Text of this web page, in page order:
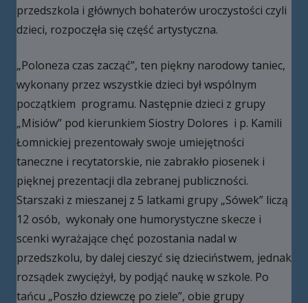
przedszkola i głównych bohaterów uroczystości czyli
dzieci, rozpoczęła się część artystyczna.
„Poloneza czas zacząć”, ten piękny narodowy taniec,
wykonany przez wszystkie dzieci był wspólnym
początkiem programu. Następnie dzieci z grupy
„Misiów” pod kierunkiem Siostry Dolores i p. Kamili
Łomnickiej prezentowały swoje umiejętności
taneczne i recytatorskie, nie zabrakło piosenek i
pięknej prezentacji dla zebranej publiczności.
Starszaki z mieszanej z 5 latkami grupy „Sówek” liczą
12 osób, wykonały one humorystyczne skecze i
scenki wyrażające chęć pozostania nadal w
przedszkolu, by dalej cieszyć się dzieciństwem, jednak
rozsądek zwyciężył, by podjąć naukę w szkole. Po
tańcu „Poszło dziewczę po ziele”, obie grupy